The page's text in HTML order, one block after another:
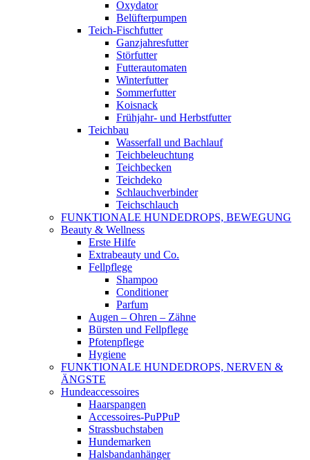
Oxydator
Belüfterpumpen
Teich-Fischfutter
Ganzjahresfutter
Störfutter
Futterautomaten
Winterfutter
Sommerfutter
Koisnack
Frühjahr- und Herbstfutter
Teichbau
Wasserfall und Bachlauf
Teichbeleuchtung
Teichbecken
Teichdeko
Schlauchverbinder
Teichschlauch
FUNKTIONALE HUNDEDROPS, BEWEGUNG
Beauty & Wellness
Erste Hilfe
Extrabeauty und Co.
Fellpflege
Shampoo
Conditioner
Parfum
Augen – Ohren – Zähne
Bürsten und Fellpflege
Pfotenpflege
Hygiene
FUNKTIONALE HUNDEDROPS, NERVEN &
ÄNGSTE
Hundeaccessoires
Haarspangen
Accessoires-PuPPuP
Strassbuchstaben
Hundemarken
Halsbandanhänger